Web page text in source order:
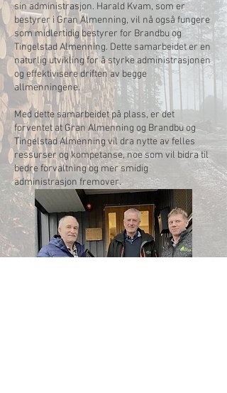
sin administrasjon. Harald Kvam, som er
bestyrer i Gran Almenning, vil nå også fungere
som midlertidig bestyrer for Brandbu og
Tingelstad Almenning. Dette samarbeidet er en
naturlig utvikling for å styrke administrasjonen
og effektivisere driften av begge
allmenningene.
Med dette samarbeidet på plass, er det
forventet at Gran Almenning og Brandbu og
Tingelstad Almenning vil dra nytte av felles
ressurser og kompetanse, noe som vil bidra til
bedre forvaltning og mer smidig
administrasjon fremover.